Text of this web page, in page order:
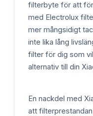
filterbyte för att
med Electrolux
mer mångsidigt
inte lika lång
filter för dig som
alternativ till din
En nackdel med
att